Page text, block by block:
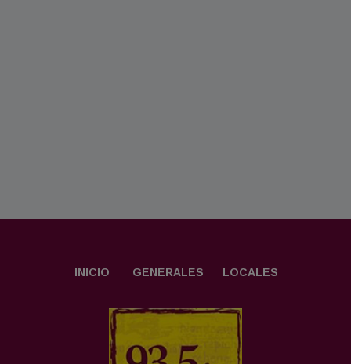
INICIO GENERALES LOCALES